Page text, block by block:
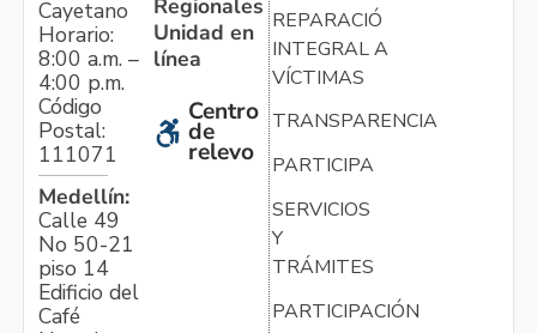
Cayetano
Horario:
8:00 a.m. –
4:00 p.m.
Código
Postal:
111071
Medellín:
Calle 49
No 50-21
piso 14
Edificio del
Café
Regionales
Unidad en
línea
Centro
de
relevo
REPARACIÓN
INTEGRAL A
VÍCTIMAS
TRANSPARENCIA
PARTICIPA
SERVICIOS
Y
TRÁMITES
PARTICIPACIÓN